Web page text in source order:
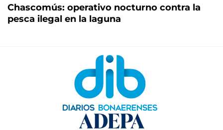
Chascomús: operativo nocturno contra la
pesca ilegal en la laguna